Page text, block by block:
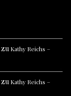
zu Kathy Reichs –
zu Kathy Reichs –